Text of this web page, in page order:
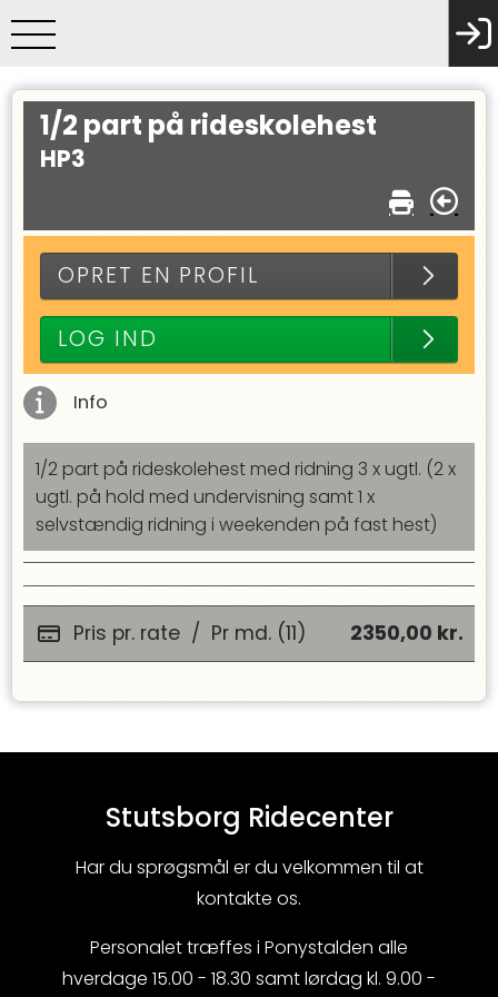
1/2 part på rideskolehest
HP3
OPRET EN PROFIL
LOG IND
Info
1/2 part på rideskolehest med ridning 3 x ugtl. (2 x
ugtl. på hold med undervisning samt 1 x
selvstændig ridning i weekenden på fast hest)
Pris pr. rate / Pr md. (11) 2350,00 kr.
Stutsborg Ridecenter
Har du sprøgsmål er du velkommen til at
kontakte os.
Personalet træffes i Ponystalden alle
hverdage 15.00 - 18.30 samt lørdag kl. 9.00 -